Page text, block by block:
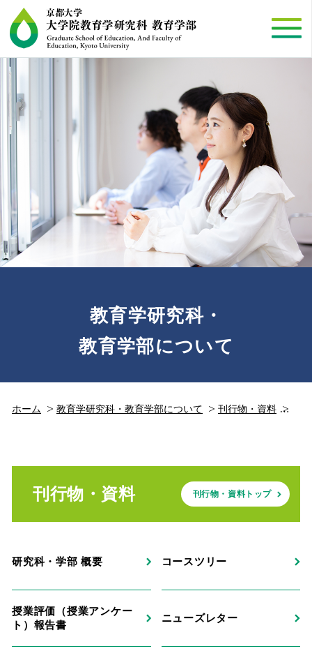
教育学研究科・
教育学部について
ホーム 教育学研究科・教育学部について 刊行物・資料
刊行物・資料 刊行物・資料トップ
研究科・学部 概要 コースツリー
授業評価（授業アンケー
ト）報告書
ニューズレター